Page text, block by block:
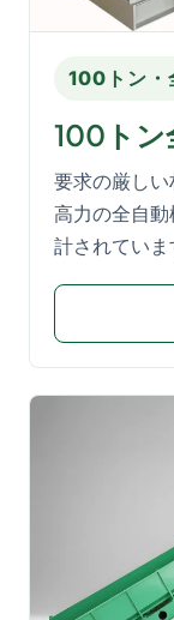
100トン・
100トン
要求の厳し
高力の全自
計されていま